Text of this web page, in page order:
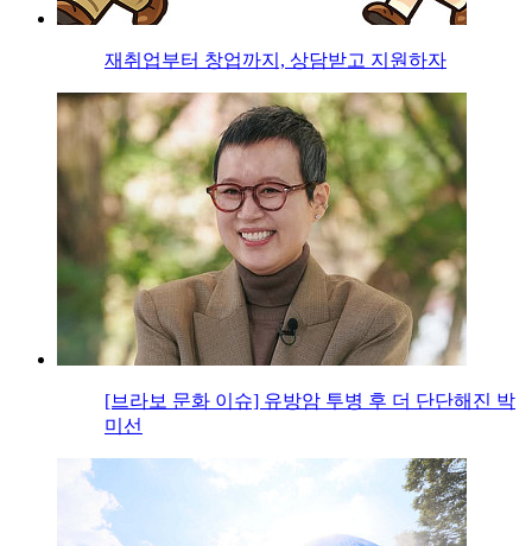
재취업부터 창업까지, 상담받고 지원하자
[브라보 문화 이슈] 유방암 투병 후 더 단단해진 박
미선